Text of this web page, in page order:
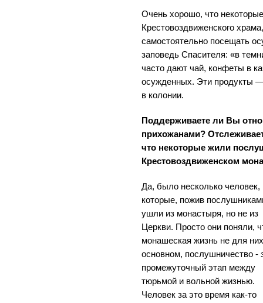
Очень хорошо, что
Крестовоздвиженского
самостоятельно посещать
заповедь Спасителя: «в
часто дают чай, конфеты в
осужденных. Эти продукты
в колонии.
Поддерживаете ли Вы
прихожанами?
что некоторые жили
Крестовоздвиженском
Да, было несколько человек,
которые, пожив
ушли из монастыря, но не из
Церкви. Просто они поняли,
монашеская жизнь не для
основном, послушничество -
промежуточный этап между
тюрьмой и вольной жизнью.
Человек за это время как-то